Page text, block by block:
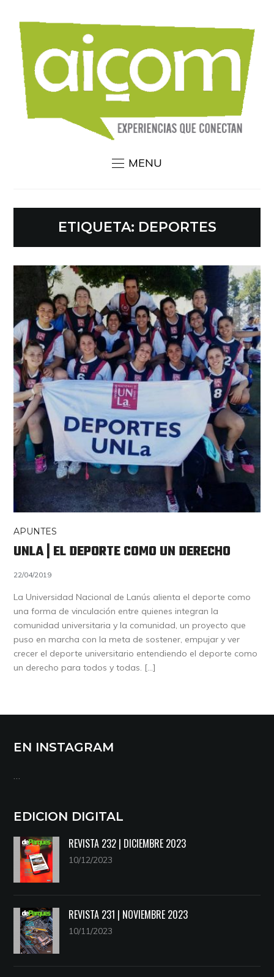
MENU
ETIQUETA: DEPORTES
APUNTES
UNLA | EL DEPORTE COMO UN DERECHO
22/04/2019
La Universidad Nacional de Lanús alienta el deporte como
una forma de vinculación entre quienes integran la
comunidad universitaria y la comunidad, un proyecto que
puso en marcha con la meta de sostener, empujar y ver
crecer el deporte universitario entendiendo el deporte como
un derecho para todos y todas. […]
EN INSTAGRAM
EDICION DIGITAL
REVISTA 232 | DICIEMBRE 2023
10/12/2023
REVISTA 231 | NOVIEMBRE 2023
10/11/2023